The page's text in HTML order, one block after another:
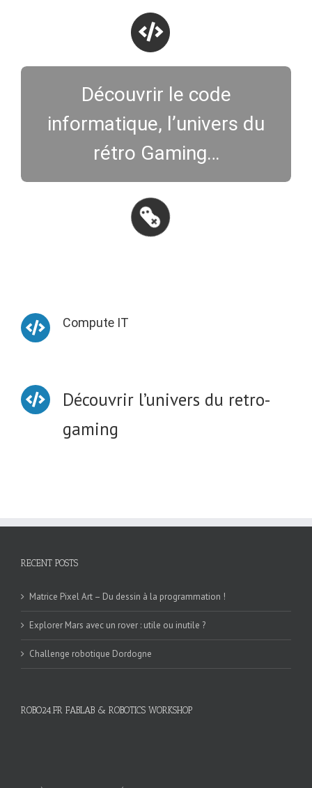
Découvrir le code
informatique, l’univers du
rétro Gaming…
Compute IT
Découvrir l’univers du retro-
gaming
RECENT POSTS
Matrice Pixel Art – Du dessin à la programmation !
Explorer Mars avec un rover : utile ou inutile ?
Challenge robotique Dordogne
ROBO24.FR FABLAB & ROBOTICS WORKSHOP